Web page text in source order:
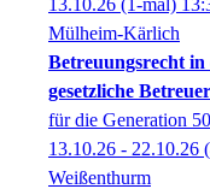
13.10.26 (1-mal)
Mülheim-Kärlich
Betreuungsrecht
gesetzliche
für die Generation
13.10.26 - 22.10.26
Weißenthurm